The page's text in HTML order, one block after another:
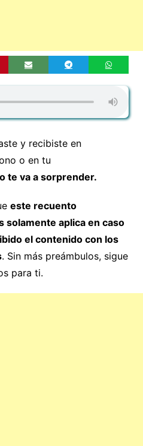
y recibiste en
o en tu
te va a sorprender.
este recuento
solamente aplica en caso
el contenido con los
. Sin más preámbulos, sigue
para ti.